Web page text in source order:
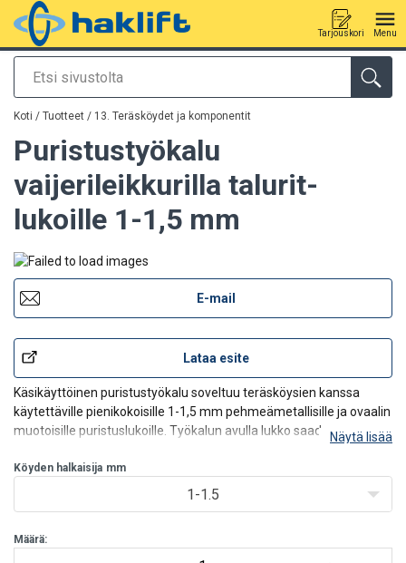
Etsi
Tarjouskori Menu
Tuote lisätty tarjouspyyntöön
Koti / Tuotteet / 13. Teräsköydet ja komponentit
Puristustyökalu
vaijerileikkurilla talurit-
lukoille 1-1,5 mm
E-mail
Lataa esite
Käsikäyttöinen puristustyökalu soveltuu teräsköysien kanssa
käytettäville pienikokoisille 1-1,5 mm pehmeämetallisille ja ovaalin
muotoisille puristuslukoille. Työkalun avulla lukko saadaan
päätesilmukkaa muodostettaessa.
Näytä lisää
Köyden halkaisija mm
1-1.5
Määrä: